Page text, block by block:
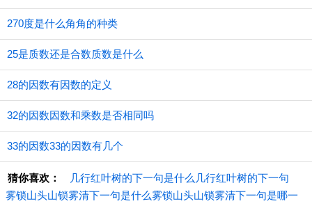
270度是什么角角的种类
25是质数还是合数质数是什么
28的因数有因数的定义
32的因数因数和乘数是否相同吗
33的因数33的因数有几个
猜你喜欢：
几行红叶树的下一句是什么几行红叶树的下一句
雾锁山头山锁雾清下一句是什么雾锁山头山锁雾清下一句是哪一